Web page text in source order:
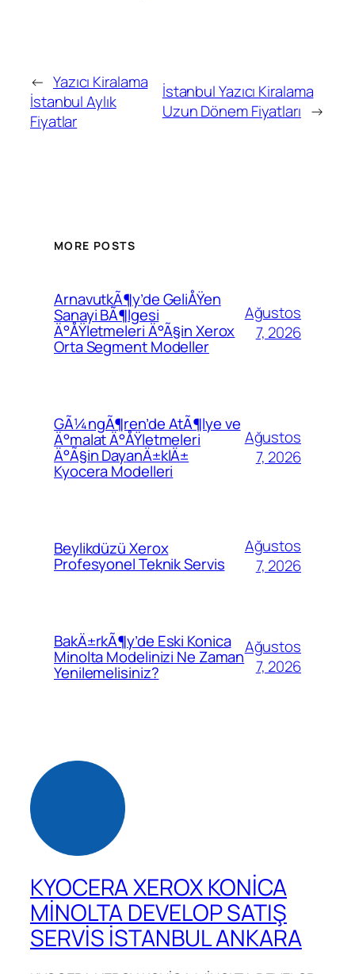
← Yazıcı Kiralama
İstanbul Aylık
Fiyatlar
İstanbul Yazıcı Kiralama
Uzun Dönem Fiyatları →
MORE POSTS
ArnavutkÃ¶y’de GeliÅŸen
Sanayi BÃ¶lgesi
Ä°ÅŸletmeleri Ä°Ã§in Xerox
Orta Segment Modeller
Ağustos
7, 2026
GÃ¼ngÃ¶ren’de AtÃ¶lye ve
Ä°malat Ä°ÅŸletmeleri
Ä°Ã§in DayanÄ±klÄ±
Kyocera Modelleri
Ağustos
7, 2026
Beylikdüzü Xerox
Profesyonel Teknik Servis
Ağustos
7, 2026
BakÄ±rkÃ¶y’de Eski Konica
Minolta Modelinizi Ne Zaman
Yenilemelisiniz?
Ağustos
7, 2026
KYOCERA XEROX KONİCA
MİNOLTA DEVELOP SATIŞ
SERVİS İSTANBUL ANKARA